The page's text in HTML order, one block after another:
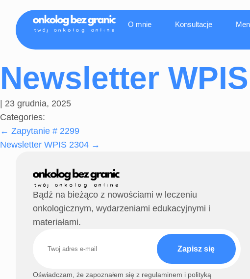
O mnie Konsultacje
Newsletter
23 grudnia, 2025
Categories:
← Zapytanie # 2299
Newsletter WPIS 2304 →
Bądź na bieżąco z nowościami w leczeniu
onkologicznym, wydarzeniami edukacyjnymi i
materiałami.
Zapisz się
Oświadczam, że zapoznałem się z regulaminem i polityką